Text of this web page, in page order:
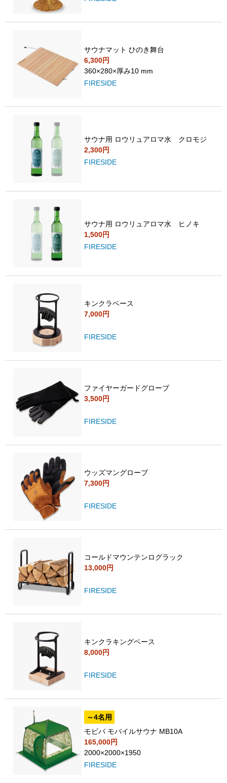
サウナマット ひのき舞台
6,300円
360×280×厚み10 mm
FIRESIDE
サウナ用 ロウリュアロマ水 クロモジ
2,300円
FIRESIDE
サウナ用 ロウリュアロマ水 ヒノキ
1,500円
FIRESIDE
キンクラベース
7,000円
FIRESIDE
ファイヤーガードグローブ
3,500円
FIRESIDE
ウッズマングローブ
7,300円
FIRESIDE
コールドマウンテンログラック
13,000円
FIRESIDE
キンクラキングベース
8,000円
FIRESIDE
～4名用
モビバ モバイルサウナ MB10A
165,000円
2000×2000×1950
FIRESIDE